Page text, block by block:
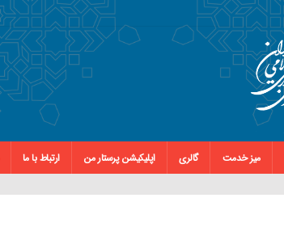
میز خدمت گالری اپلیکیشن پرستار من ارتباط با ما